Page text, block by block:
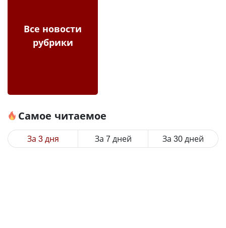
Все новости
рубрики
Самое читаемое
За 3 дня За 7 дней За 30 дней